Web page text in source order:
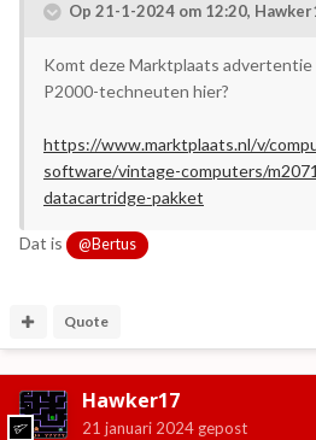
Op 21-1-2024 om 12:20,
Komt deze Marktplaats advertentie
P2000-techneuten hier?
https://www.marktplaats.nl/v/
software/vintage-computers/
datacartridge-pakket
Dat is @Bertus
Quote
Hawker17
21 januari 2024 gepost